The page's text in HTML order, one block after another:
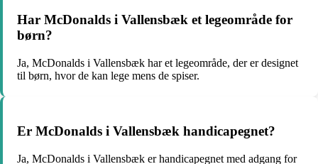
Har McDonalds i Vallensbæk et legeområde for
børn?
Ja, McDonalds i Vallensbæk har et legeområde, der er designet
til børn, hvor de kan lege mens de spiser.
Er McDonalds i Vallensbæk handicapegnet?
Ja, McDonalds i Vallensbæk er handicapegnet med adgang for